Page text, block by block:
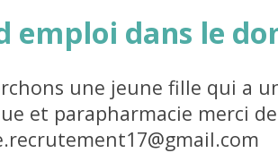
emploi dans le
une jeune fille qui a
et parapharmacie merci